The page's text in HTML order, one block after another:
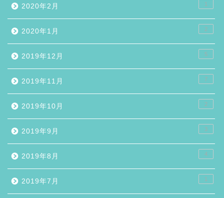
2020年2月 1
2020年1月 2
2019年12月 5
2019年11月 7
2019年10月 2
2019年9月 3
2019年8月 4
2019年7月 1